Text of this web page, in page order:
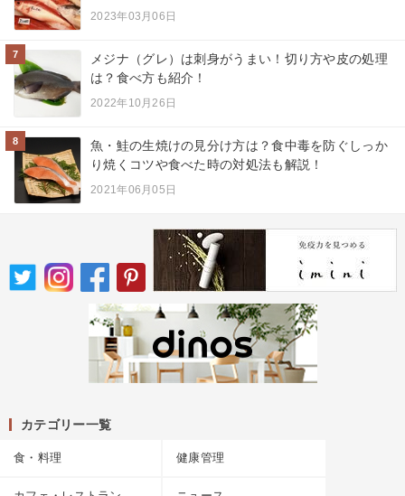
2023年03月06日
7
メジナ（グレ）は刺身がうまい！切り方や皮の処理
は？食べ方も紹介！
2022年10月26日
8
魚・鮭の生焼けの見分け方は？食中毒を防ぐしっか
り焼くコツや食べた時の対処法も解説！
2021年06月05日
カテゴリー一覧
食・料理 健康管理